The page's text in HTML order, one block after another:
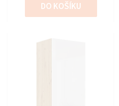
DO KOŠÍKU